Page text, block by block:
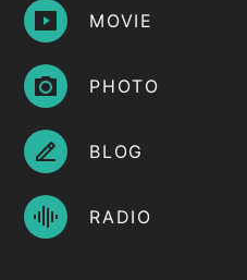
会員登録
MOVIE
PHOTO
BLOG
RADIO